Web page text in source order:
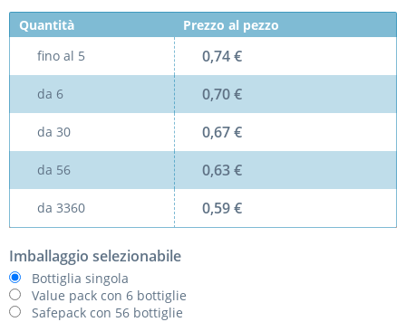
Quantità
Prezzo al pezzo
fino al 5 0,74 €
da 6 0,70 €
da 30 0,67 €
da 56 0,63 €
da 3360 0,59 €
Imballaggio selezionabile
Bottiglia singola
Value pack con 6 bottiglie
Safepack con 56 bottiglie